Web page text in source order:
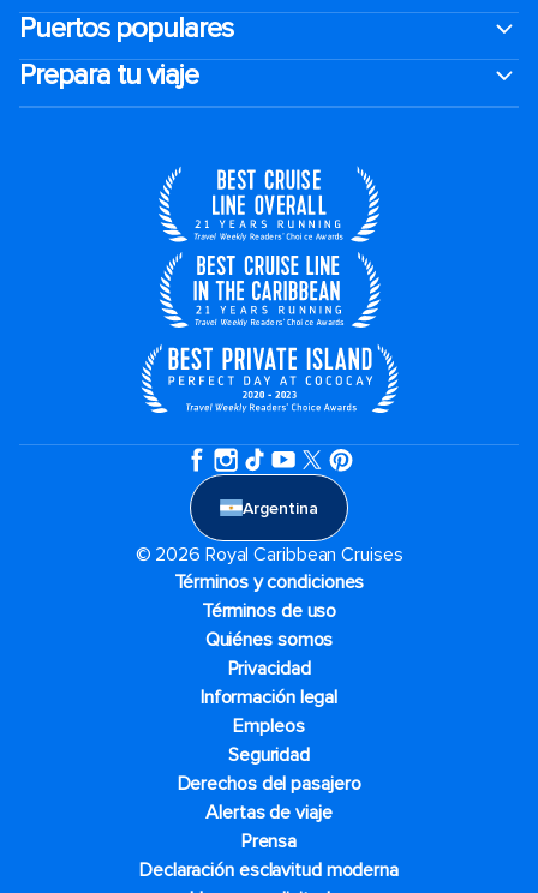
Puertos populares
Prepara tu viaje
Argentina
© 2026 Royal Caribbean Cruises
Términos y condiciones
Términos de uso
Quiénes somos
Privacidad
Información legal
Empleos
Seguridad
Derechos del pasajero
Alertas de viaje
Prensa
Declaración esclavitud moderna